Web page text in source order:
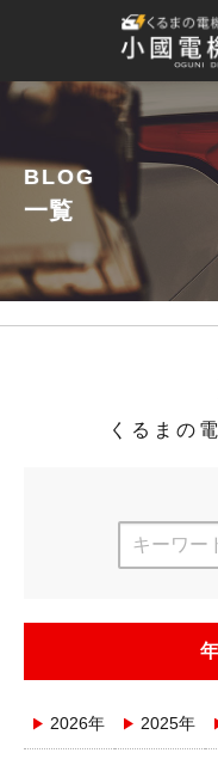
BLOG
一覧
くるまの
2026年 2025年